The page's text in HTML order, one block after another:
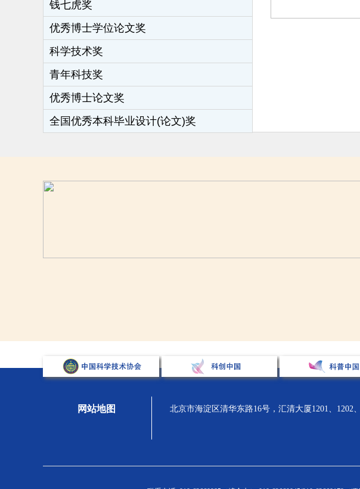
钱七虎奖
优秀博士学位论文奖
科学技术奖
青年科技奖
优秀博士论文奖
全国优秀本科毕业设计(论文)奖
网站地图 北京市海淀区清华东路16号，汇清大厦1201、1202